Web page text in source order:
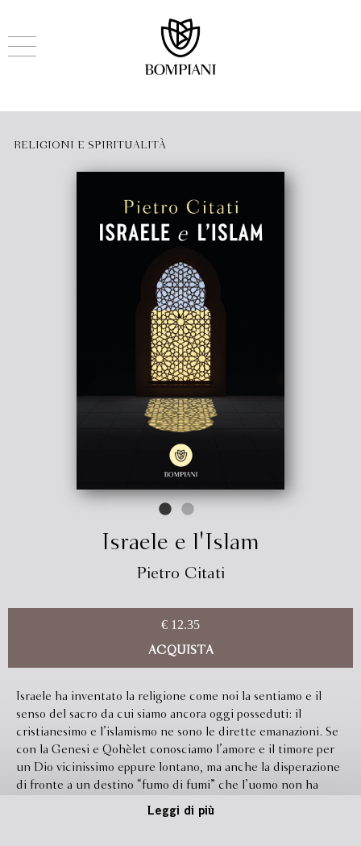
RELIGIONI E SPIRITUALITÀ
Israele e l'Islam
Pietro Citati
€ 12.35
ACQUISTA
Israele ha inventato la religione come noi la sentiamo e il
senso del sacro da cui siamo ancora oggi posseduti: il
cristianesimo e l’islamismo ne sono le dirette emanazioni. Se
con la Genesi e Qohèlet conosciamo l’amore e il timore per
un Dio vicinissimo eppure lontano, ma anche la disperazione
di fronte a un destino “fumo di fumi” che l’uomo non ha
scelto, con il Libro di Tobia scopriamo la misericordia di
Leggi di più